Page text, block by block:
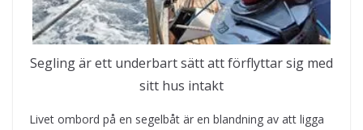
Segling är ett underbart sätt att förflyttar sig med
sitt hus intakt
Livet ombord på en segelbåt är en blandning av att ligga